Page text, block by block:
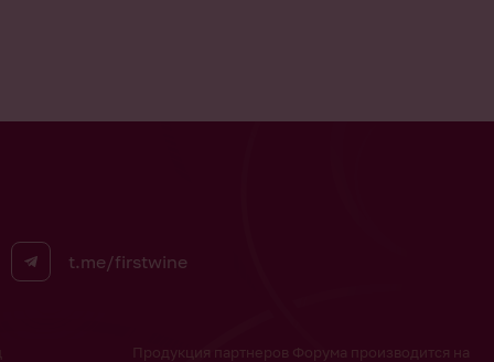
t.me/firstwine
Продукция партнеров Форума производится на